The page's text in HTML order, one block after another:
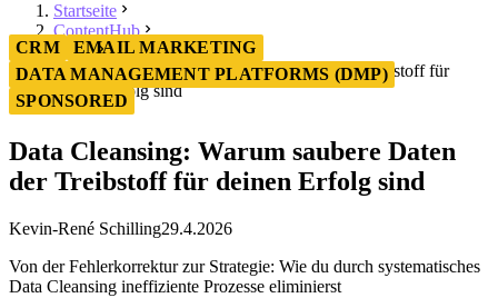
Startseite
ContentHub
CRM
Data Cleansing: Warum saubere Daten der Treibstoff für
deinen Erfolg sind
CRM
EMAIL MARKETING
DATA MANAGEMENT PLATFORMS (DMP)
SPONSORED
Data Cleansing: Warum saubere Daten
der Treibstoff für deinen Erfolg sind
Kevin-René Schilling29.4.2026
Von der Fehlerkorrektur zur Strategie: Wie du durch systematisches
Data Cleansing ineffiziente Prozesse eliminierst